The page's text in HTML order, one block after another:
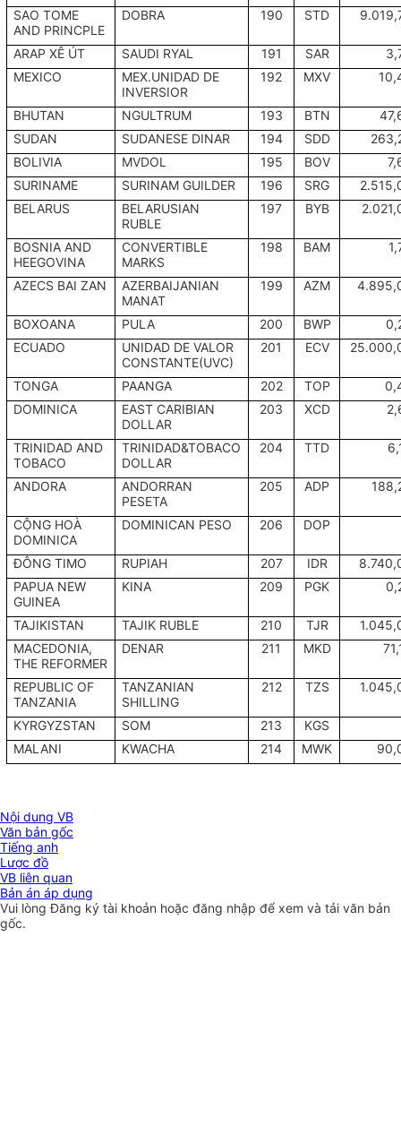
SAO TOME
AND PRINCPLE
DOBRA 190 STD
ARAP XÊ ÚT SAUDI RYAL 191 SAR
MEXICO
MEX.UNIDAD DE
INVERSIOR
192 MXV
BHUTAN NGULTRUM 193 BTN
SUDAN
SUDANESE DINAR 194 SDD
BOLIVIA
MVDOL 195 BOV
SURINAME
SURINAM GUILDER 196 SRG
BELARUS
BELARUSIAN
RUBLE
197 BYB
BOSNIA AND
HEEGOVINA
CONVERTIBLE
MARKS
198 BAM
AZECS BAI ZAN
AZERBAIJANIAN
MANAT
199 AZM
BOXOANA PULA 200 BWP
ECUADO
UNIDAD DE VALOR
CONSTANTE(UVC)
201 ECV
TONGA PAANGA 202 TOP
DOMINICA
EAST CARIBIAN
DOLLAR
203 XCD
TRINIDAD AND
TOBACO
TRINIDAD&TOBACO
DOLLAR
204 TTD
ANDORA
ANDORRAN
PESETA
205 ADP
CỘNG HOÀ
DOMINICA
DOMINICAN PESO 206 DOP
ĐÔNG TIMO RUPIAH 207 IDR
PAPUA NEW
GUINEA
KINA 209 PGK
TAJIKISTAN TAJIK RUBLE 210 TJR
MACEDONIA,
THE REFORMER
DENAR 211 MKD
REPUBLIC OF
TANZANIA
TANZANIAN
SHILLING
212 TZS
KYRGYZSTAN SOM 213
KGS
MALANI
KWACHA 214 MWK
Nội dung VB
Văn bản gốc
Tiếng anh
Lược đồ
VB liên quan
Bản án áp dụng
Vui lòngĐăng ký tài khoản hoặc đăng nhập để xem và tải văn bản
gốc.